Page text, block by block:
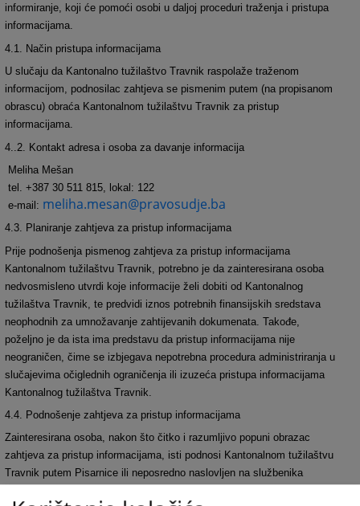
informiranje, kojiće pomoći osobi u daljoj proceduri traženja i pristupa
informacijama.
4.1. Način pristupa informacijama
U slučaju da Kantonalno tužilaštvo Travnik raspolaže traženom
informacijom, podnosilac zahtjeva se pismenim putem (na propisanom
obrascu) obraća Kantonalnom tužilaštvu Travnik za pristup
informacijama.
4..2. Kontakt adresa i osoba za davanje informacija
Meliha Mešan
tel. +387 30 511 815, lokal: 122
e-mail: meliha.mesan@pravosudje.ba
4.3. Planiranje zahtjeva za pristup informacijama
Prije podnošenja pismenog zahtjeva za pristup informacijama
Kantonalnom tužilaštvu Travnik, potrebno je da zainteresirana osoba
nedvosmisleno utvrdi koje informacije želi dobiti od Kantonalnog
tužilaštva Travnik, te predvidi iznos potrebnih finansijskih sredstava
neophodnih za umnožavanje zahtijevanih dokumenata. Takođe,
poželjno je da ista ima predstavu da pristup informacijama nije
neograničen,čime se izbjegava nepotrebna procedura administriranja u
slučajevima očiglednih ograničenja ili izuzeća pristupa informacijama
Kantonalnog tužilaštva Travnik.
4.4. Podnošenje zahtjeva za pristup informacijama
Zainteresirana osoba, nakon štočitko i razumljivo popuni obrazac
zahtjeva za pristup informacijama, isti podnosi Kantonalnom tužilaštvu
Travnik putem Pisarnice ili neposredno naslovljen na službenika